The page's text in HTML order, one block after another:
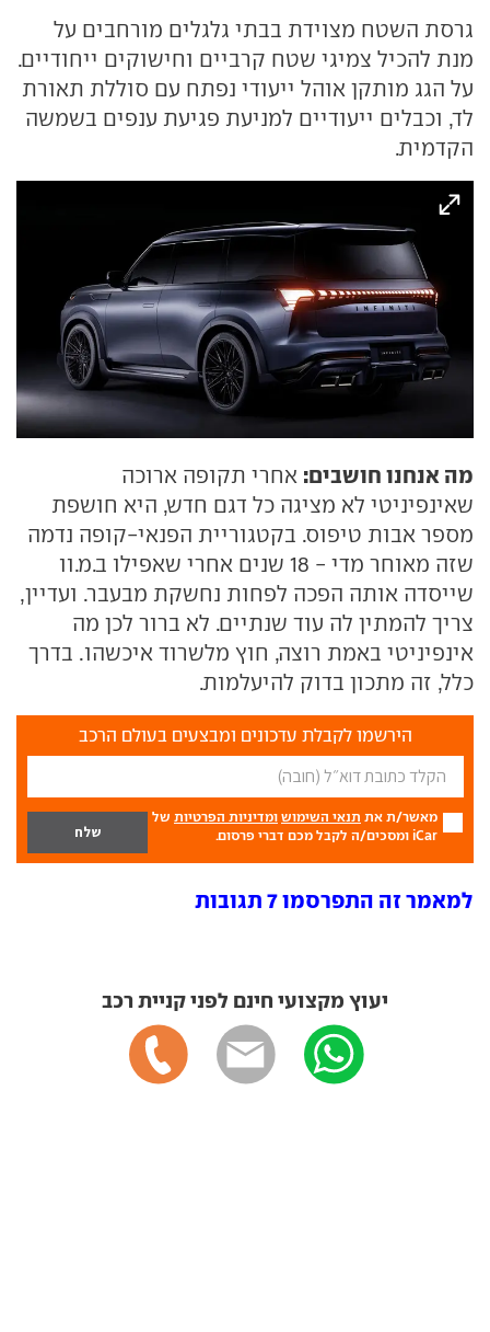
גרסת השטח מצוידת בבתי גלגלים מורחבים על
מנת להכיל צמיגי שטח קרביים וחישוקים ייחודיים.
על הגג מותקן אוהל ייעודי נפתח עם סוללת תאורת
לד, וכבלים ייעודיים למניעת פגיעת ענפים בשמשה
הקדמית.
מה אנחנו חושבים: אחרי תקופה ארוכה
שאינפיניטי לא מציגה כל דגם חדש, היא חושפת
מספר אבות טיפוס. בקטגוריית הפנאי-קופה נדמה
שזה מאוחר מדי - 18 שנים אחרי שאפילו ב.מ.וו
שייסדה אותה הפכה לפחות נחשקת מבעבר. ועדיין,
צריך להמתין לה עוד שנתיים. לא ברור לכן מה
אינפיניטי באמת רוצה, חוץ מלשרוד איכשהו. בדרך
כלל, זה מתכון בדוק להיעלמות.
הירשמו לקבלת עדכונים ומבצעים בעולם הרכב
מאשר/ת את תנאי השימוש ומדיניות הפרטיות של
iCar ומסכים/ה לקבל מכם דברי פרסום.
למאמר זה התפרסמו 7 תגובות
יעוץ מקצועי חינם לפני קניית רכב